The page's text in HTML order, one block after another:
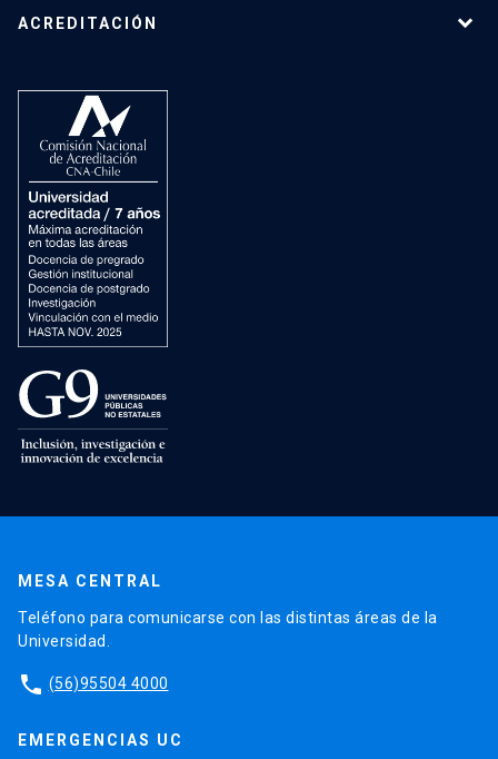
ACREDITACIÓN
MESA CENTRAL
Teléfono para comunicarse con las distintas áreas de la
Universidad.
phone (56)95504 4000
EMERGENCIAS UC